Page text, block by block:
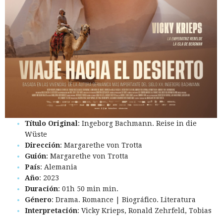
Título Original: Ingeborg Bachmann. Reise in die
Wüste
Dirección: Margarethe von Trotta
Guión: Margarethe von Trotta
País: Alemania
Año: 2023
Duración: 01h 50 min min.
Género: Drama. Romance | Biográfico. Literatura
Interpretación: Vicky Krieps, Ronald Zehrfeld, Tobias